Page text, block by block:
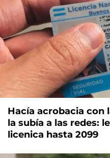
Hacía acrobacia con
la subía a las redes:
licenica hasta 2099